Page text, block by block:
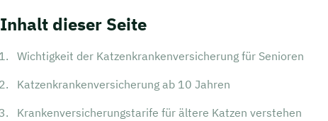
Inhalt dieser Seite
Wichtigkeit der Katzenkrankenversicherung für Senioren
Katzenkrankenversicherung ab 10 Jahren
Krankenversicherungstarife für ältere Katzen verstehen